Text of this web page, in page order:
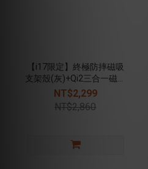
【i17限定】終極防摔磁吸
支架殼(灰)+Qi2三合一磁吸
充電(銀)
NT$2,299
NT$2,860